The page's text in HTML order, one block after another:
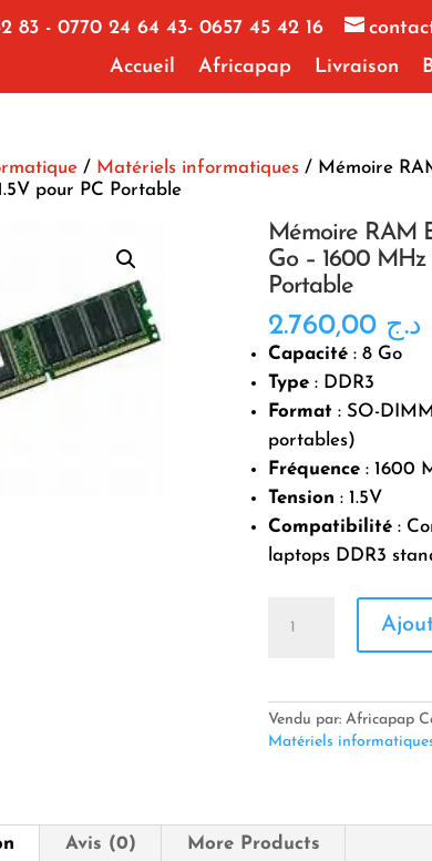
83 - 0770 24 64 43- 0657 45 42 16
Accueil
Africapap Livraison
/ Matériels informatiques/ Mémoire
pour PC Portable
Mémoire RAM
Go – 1600 MHz
Portable
د.ج 2.760,00
Capacité: 8 Go
Type: DDR3
Format: SO-
portables)
Fréquence: 1600
Tension : 1.5V
Compatibilité:
laptops DDR3
DDR3
8
MHz
1.5V
Vendu par: Africapap
Matériels
Avis (0) More Products